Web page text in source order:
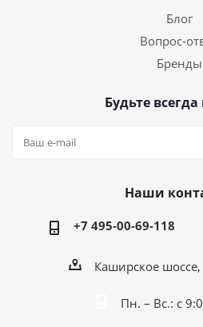
Блог
Вопрос-
Бренды
Будьте всегда
Наши
+7 495-00-69-118
Каширское
Пн. – Вс.: с